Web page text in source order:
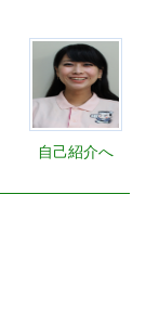
自己紹介へ